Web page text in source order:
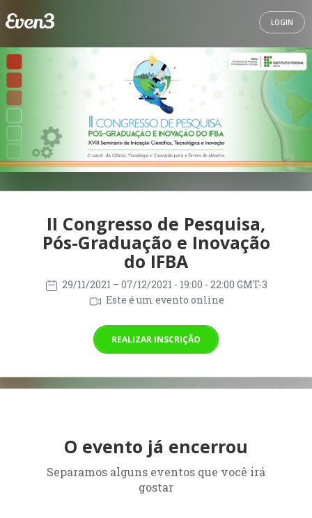
LOGIN
II Congresso de Pesquisa,
Pós-Graduação e Inovação
do IFBA
29/11/2021 – 07/12/2021 - 19:00 - 22:00 GMT-3
Este é um evento online
REALIZAR INSCRIÇÃO
O evento já encerrou
Separamos alguns eventos que você irá
gostar